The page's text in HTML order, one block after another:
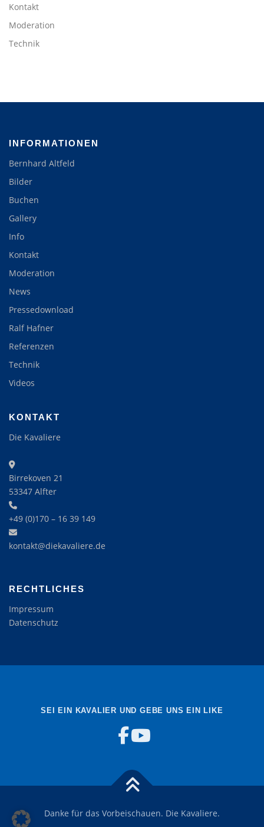
Kontakt
Moderation
Technik
INFORMATIONEN
Bernhard Altfeld
Bilder
Buchen
Gallery
Info
Kontakt
Moderation
News
Pressedownload
Ralf Hafner
Referenzen
Technik
Videos
KONTAKT
Die Kavaliere
Birrekoven 21
53347 Alfter
+49 (0)170 – 16 39 149‬
kontakt@diekavaliere.de
RECHTLICHES
Impressum
Datenschutz
SEI EIN KAVALIER UND GEBE UNS EIN LIKE
Danke für das Vorbeischauen. Die Kavaliere.